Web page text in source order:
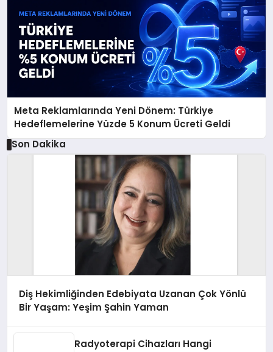
Meta Reklamlarında Yeni Dönem: Türkiye
Hedeflemelerine Yüzde 5 Konum Ücreti Geldi
Son Dakika
Diş Hekimliğinden Edebiyata Uzanan Çok Yönlü
Bir Yaşam: Yeşim Şahin Yaman
Radyoterapi Cihazları Hangi